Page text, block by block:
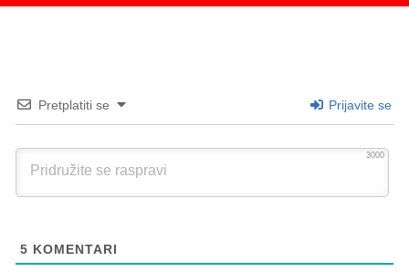
Pretplatiti se Prijavite se
3000
5 KOMENTARI